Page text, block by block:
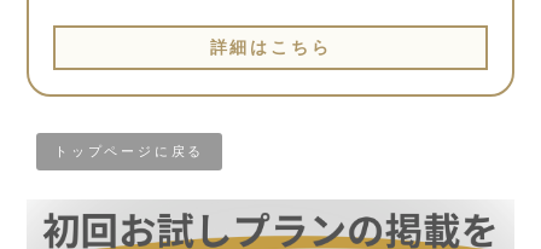
詳細はこちら
トップページに戻る